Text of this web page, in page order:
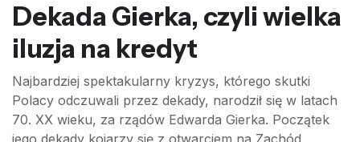
Dekada Gierka, czyli wielka
iluzja na kredyt
Najbardziej spektakularny kryzys, którego skutki
Polacy odczuwali przez dekady, narodził się w latach
70. XX wieku, za rządów Edwarda Gierka. Początek